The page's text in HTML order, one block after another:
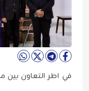
في اطر التعاون بين